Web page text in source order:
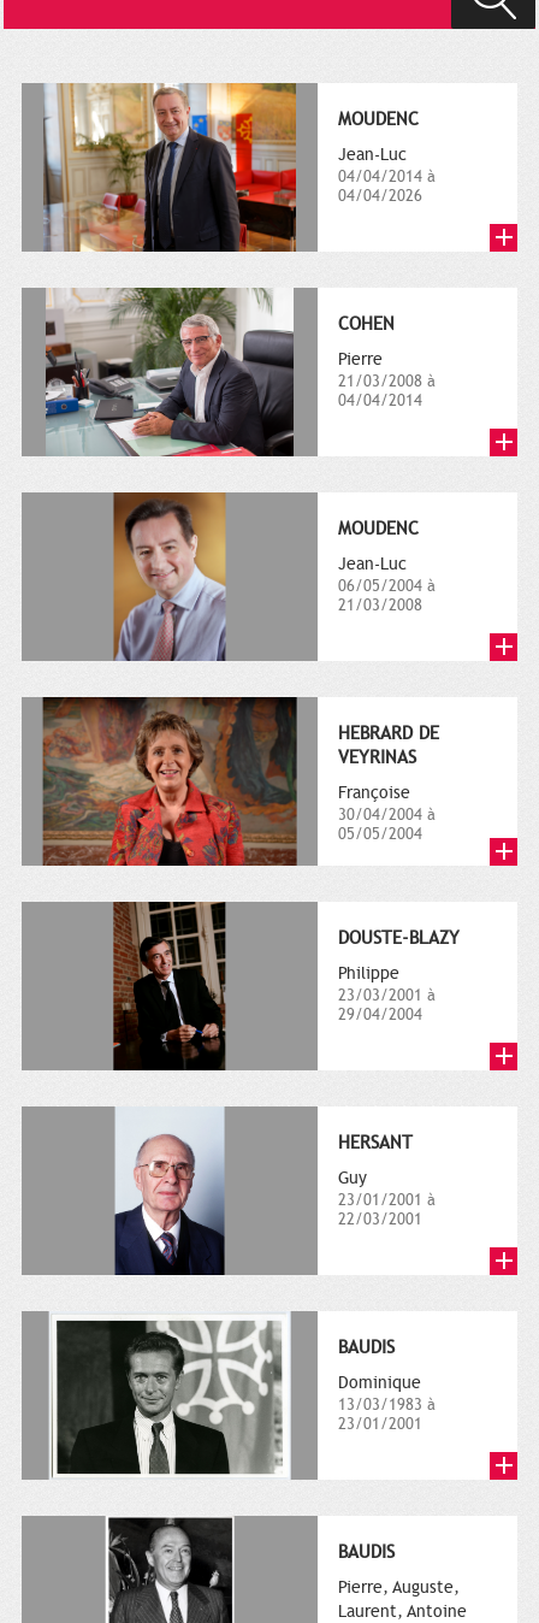
MOUDENC
Jean-Luc
04/04/2014 à
04/04/2026
COHEN
Pierre
21/03/2008 à
04/04/2014
MOUDENC
Jean-Luc
06/05/2004 à
21/03/2008
HEBRARD DE
VEYRINAS
Françoise
30/04/2004 à
05/05/2004
DOUSTE-BLAZY
Philippe
23/03/2001 à
29/04/2004
HERSANT
Guy
23/01/2001 à
22/03/2001
BAUDIS
Dominique
13/03/1983 à
23/01/2001
BAUDIS
Pierre, Auguste,
Laurent, Antoine